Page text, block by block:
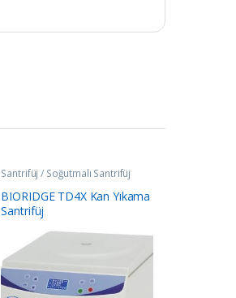
Santrifüj / Soğutmalı Santrifüj
BIORIDGE TD4X Kan Yıkama
Santrifüj